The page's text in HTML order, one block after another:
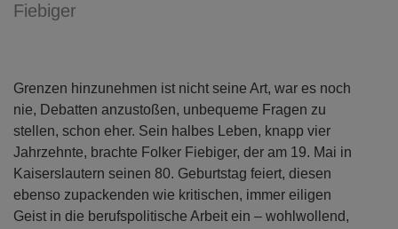
Fiebiger
Grenzen hinzunehmen ist nicht seine Art, war es noch
nie, Debatten anzustoßen, unbequeme Fragen zu
stellen, schon eher. Sein halbes Leben, knapp vier
Jahrzehnte, brachte Folker Fiebiger, der am 19. Mai in
Kaiserslautern seinen 80. Geburtstag feiert, diesen
ebenso zupackenden wie kritischen, immer eiligen
Geist in die berufspolitische Arbeit ein – wohlwollend,